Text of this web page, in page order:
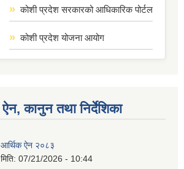
कोशी प्रदेश सरकारको आधिकारिक पोर्टल
कोशी प्रदेश योजना आयोग
ऐन, कानुन तथा निर्देशिका
आर्थिक ऐन २०८३
मिति: 07/21/2026 - 10:44